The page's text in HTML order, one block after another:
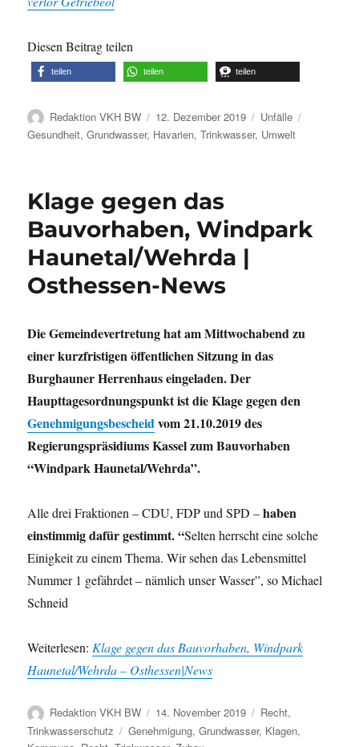
Diesen Beitrag teilen
teilen teilen teilen
Autor
Redaktion VKH BW
Veröffentlicht
am
12. Dezember 2019 Kategorien
Unfälle
Gesundheit,Grundwasser, Havarien,Trinkwasser, Umwelt
Klage gegen das
Bauvorhaben, Windpark
Haunetal/Wehrda |
Osthessen-News
Die Gemeindevertretung hat am Mittwochabend zu
einer kurzfristigen öffentlichen Sitzung in das
Burghauner Herrenhaus eingeladen. Der
Haupttagesordnungspunkt ist die Klage gegen den
Genehmigungsbescheidvom 21.10.2019 des
Regierungspräsidiums Kassel zum Bauvorhaben
“Windpark Haunetal/Wehrda”.
Alle drei Fraktionen – CDU, FDP und SPD –haben
einstimmig dafür gestimmt. “Selten herrscht eine solche
Einigkeit zu einem Thema. Wir sehen das Lebensmittel
Nummer 1 gefährdet – nämlich unser Wasser”, so Michael
Schneid
Weiterlesen:Klage gegen das Bauvorhaben, Windpark
Haunetal/Wehrda – Osthessen|News
Autor
Redaktion VKH BW
Veröffentlicht
am
14. November 2019 Kategorien
Recht,
Trinkwasserschutz
Schlagwörter
Genehmigung,Grundwasser, Klagen,